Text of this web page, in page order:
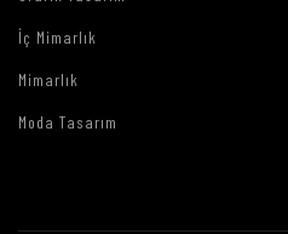
İç Mimarlık
Mimarlık
Moda Tasarım